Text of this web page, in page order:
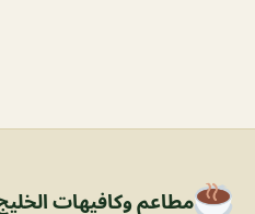
مطاعم وكافيهات